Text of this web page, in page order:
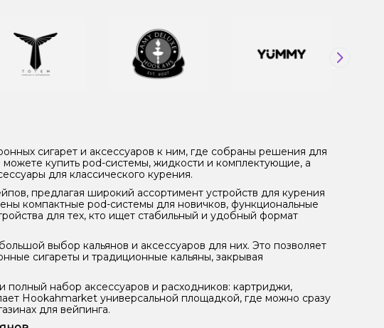
сигарет и аксессуаров к ним, где собраны решения для
купить pod-системы, жидкости и комплектующие, а
для классического курения.
предлагая широкий ассортимент устройств для курения
компактные pod-системы для новичков, функциональные
для тех, кто ищет стабильный и удобный формат
выбор кальянов и аксессуаров для них. Это позволяет
сигареты и традиционные кальяны, закрывая
полный набор аксессуаров и расходников: картриджи,
Hookahmarket универсальной площадкой, где можно сразу
для вейпинга.